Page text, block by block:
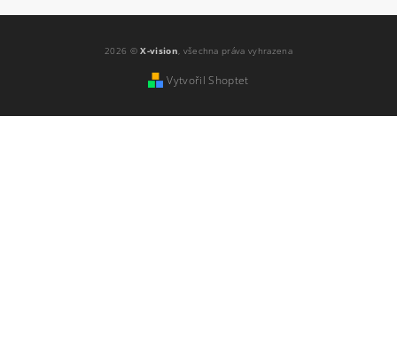
2026 ©X-vision, všechna práva vyhrazena
Vytvořil Shoptet